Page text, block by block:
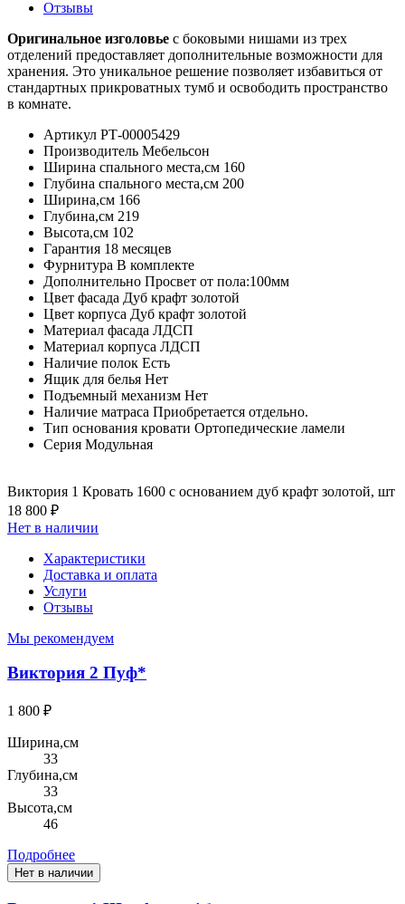
Отзывы
Оригинальное изголовье с боковыми нишами из трех
отделений предоставляет дополнительные возможности для
хранения. Это уникальное решение позволяет избавиться от
стандартных прикроватных тумб и освободить пространство
в комнате.
Артикул РТ-00005429
Производитель Мебельсон
Ширина спального места,см 160
Глубина спального места,см 200
Ширина,см 166
Глубина,см 219
Высота,см 102
Гарантия 18 месяцев
Фурнитура В комплекте
Дополнительно Просвет от пола:100мм
Цвет фасада Дуб крафт золотой
Цвет корпуса Дуб крафт золотой
Материал фасада ЛДСП
Материал корпуса ЛДСП
Наличие полок Есть
Ящик для белья Нет
Подъемный механизм Нет
Наличие матраса Приобретается отдельно.
Тип основания кровати Ортопедические ламели
Серия Модульная
Виктория 1 Кровать 1600 с основанием дуб крафт золотой, шт
18 800 ₽
Нет в наличии
Характеристики
Доставка и оплата
Услуги
Отзывы
Мы рекомендуем
Виктория 2 Пуф*
1 800 ₽
Ширина,см
33
Глубина,см
33
Высота,см
46
Подробнее
Нет в наличии